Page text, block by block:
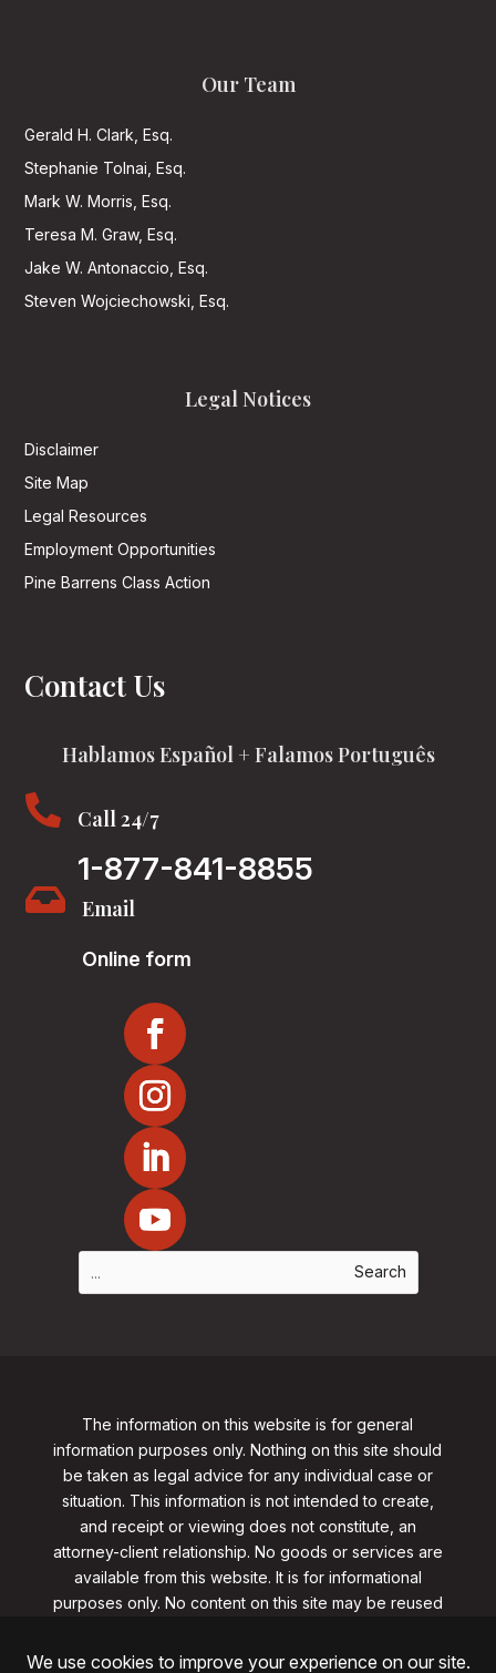
Our Team
Gerald H. Clark, Esq.
Stephanie Tolnai, Esq.
Mark W. Morris, Esq.
Teresa M. Graw, Esq.
Jake W. Antonaccio, Esq.
Steven Wojciechowski, Esq.
Legal Notices
Disclaimer
Site Map
Legal Resources
Employment Opportunities
Pine Barrens Class Action
Contact Us
Hablamos Español + Falamos Português
 Call 24/7
1-877-841-8855
 Email
Online form
The information on this website is for general
information purposes only. Nothing on this site should
be taken as legal advice for any individual case or
situation. This information is not intended to create,
and receipt or viewing does not constitute, an
attorney-client relationship. No goods or services are
available from this website. It is for informational
purposes only. No content on this site may be reused
from clarklawnj.com/contact